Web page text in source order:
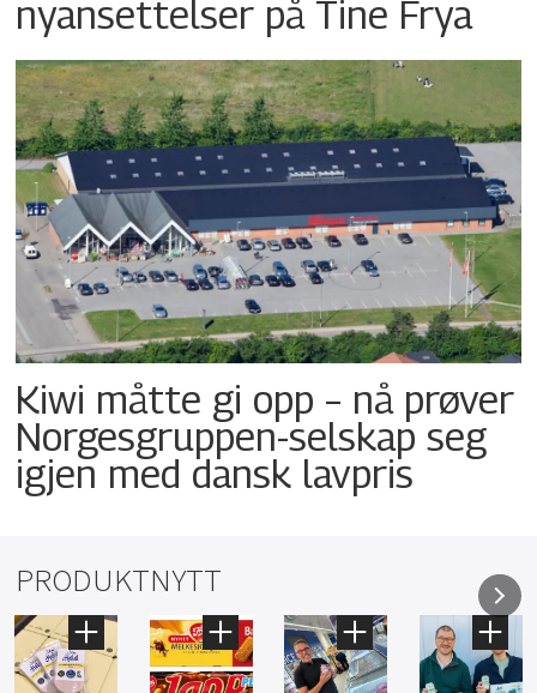
nyansettelser på Tine Frya
Kiwi måtte gi opp – nå prøver
Norgesgruppen-selskap seg
igjen med dansk lavpris
PRODUKTNYTT